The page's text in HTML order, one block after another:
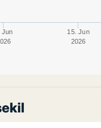
Jun
15. Jun
2026